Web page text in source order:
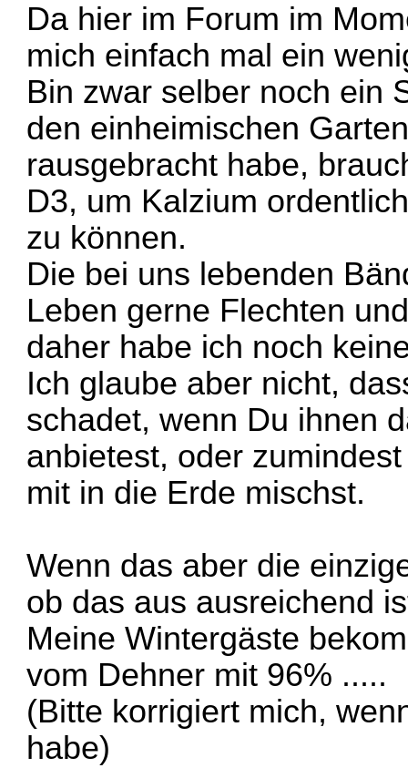
Da hier im Forum im
mich einfach mal ein
Bin zwar selber noch ein
den einheimischen
rausgebracht habe,
D3, um Kalzium
zu können.
Die bei uns lebenden
Leben gerne Flechten
daher habe ich noch
Ich glaube aber nicht,
schadet, wenn Du ihnen
anbietest, oder
mit in die Erde mischst.
Wenn das aber die
ob das aus ausreichend
Meine Wintergäste
vom Dehner mit 96% .....
(Bitte korrigiert mich,
habe)